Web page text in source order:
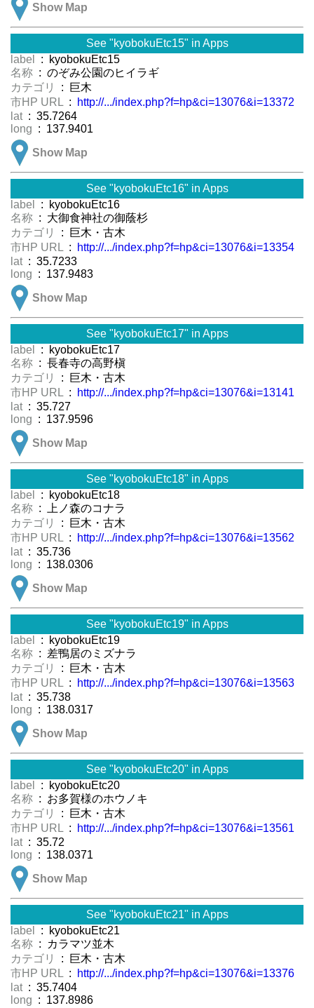
Show Map
See "kyobokuEtc15" in Apps
label
: kyobokuEtc15
名称 : のぞみ公園のヒイラギ
カテゴリ
: 巨木
市HP URL :
http://.../index.php?f=hp&ci=13076&i=13372
lat : 35.7264
long : 137.9401
Show Map
See "kyobokuEtc16" in Apps
label
: kyobokuEtc16
名称 : 大御食神社の御蔭杉
カテゴリ
: 巨木・古木
市HP URL :
http://.../index.php?f=hp&ci=13076&i=13354
lat : 35.7233
long : 137.9483
Show Map
See "kyobokuEtc17" in Apps
label
: kyobokuEtc17
名称 : 長春寺の高野槇
カテゴリ
: 巨木・古木
市HP URL :
http://.../index.php?f=hp&ci=13076&i=13141
lat : 35.727
long : 137.9596
Show Map
See "kyobokuEtc18" in Apps
label
: kyobokuEtc18
名称 : 上ノ森のコナラ
カテゴリ
: 巨木・古木
市HP URL :
http://.../index.php?f=hp&ci=13076&i=13562
lat : 35.736
long : 138.0306
Show Map
See "kyobokuEtc19" in Apps
label
: kyobokuEtc19
名称 : 差鴨居のミズナラ
カテゴリ
: 巨木・古木
市HP URL :
http://.../index.php?f=hp&ci=13076&i=13563
lat : 35.738
long : 138.0317
Show Map
See "kyobokuEtc20" in Apps
label
: kyobokuEtc20
名称 : お多賀様のホウノキ
カテゴリ
: 巨木・古木
市HP URL :
http://.../index.php?f=hp&ci=13076&i=13561
lat : 35.72
long : 138.0371
Show Map
See "kyobokuEtc21" in Apps
label
: kyobokuEtc21
名称 : カラマツ並木
カテゴリ
: 巨木・古木
市HP URL :
http://.../index.php?f=hp&ci=13076&i=13376
lat : 35.7404
long : 137.8986